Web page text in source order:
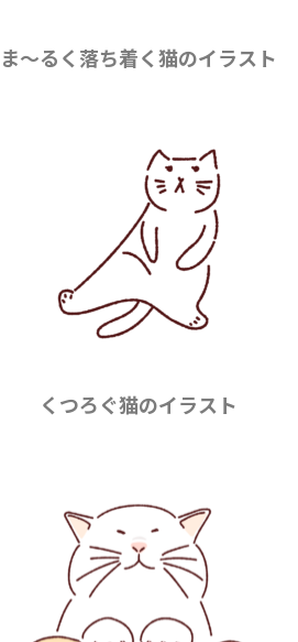
ま〜るく落ち着く猫のイラスト
くつろぐ猫のイラスト